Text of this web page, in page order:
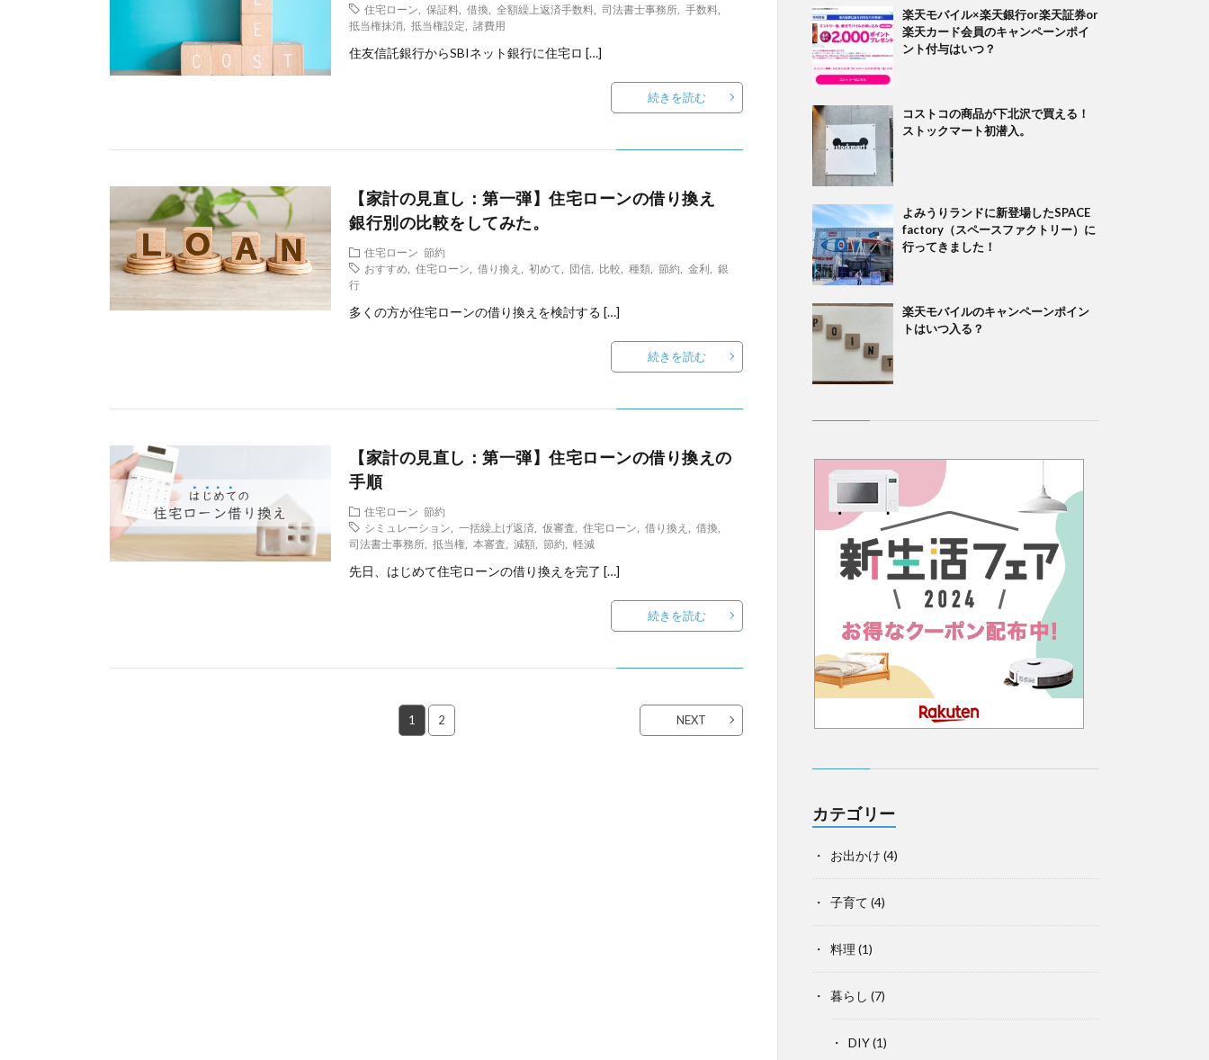
住宅ローン
,保証料 ,借換 ,全額繰上返済手数料 ,司法書士事務所 ,手数料
抵当権抹消
,抵当権設定 ,諸費用
住友信託銀行からSBIネット銀行に住宅ロ […]
続きを読む
【家計の見直し：第一弾】住宅ローンの借り換え
銀行別の比較をしてみた。
住宅ローン
節約
おすすめ
,住宅ローン ,借り換え ,初めて 団信 比較 ,種類 ,節約 ,金利 ,銀
行
多くの方が住宅ローンの借り換えを検討する […]
続きを読む
【家計の見直し：第一弾】住宅ローンの借り換えの
手順
住宅ローン
節約
シミュレーション
,一括繰上げ返済 ,仮審査 ,住宅ローン ,借り換え ,借換
司法書士事務所 ,抵当権 本審査 ,減額 ,節約 ,軽減
先日、はじめて住宅ローンの借り換えを完了 […]
続きを読む
1 2 NEXT
楽天モバイル×楽天銀行or楽天証券or
楽天カード会員のキャンペーンポイ
ント付与はいつ？
コストコの商品が下北沢で買える！
ストックマート初潜入。
よみうりランドに新登場したSPACE
factory（スペースファクトリー）に
行ってきました！
楽天モバイルのキャンペーンポイン
トはいつ入る？
カテゴリー
お出かけ (4)
子育て (4)
料理 (1)
暮らし (7)
DIY(1)